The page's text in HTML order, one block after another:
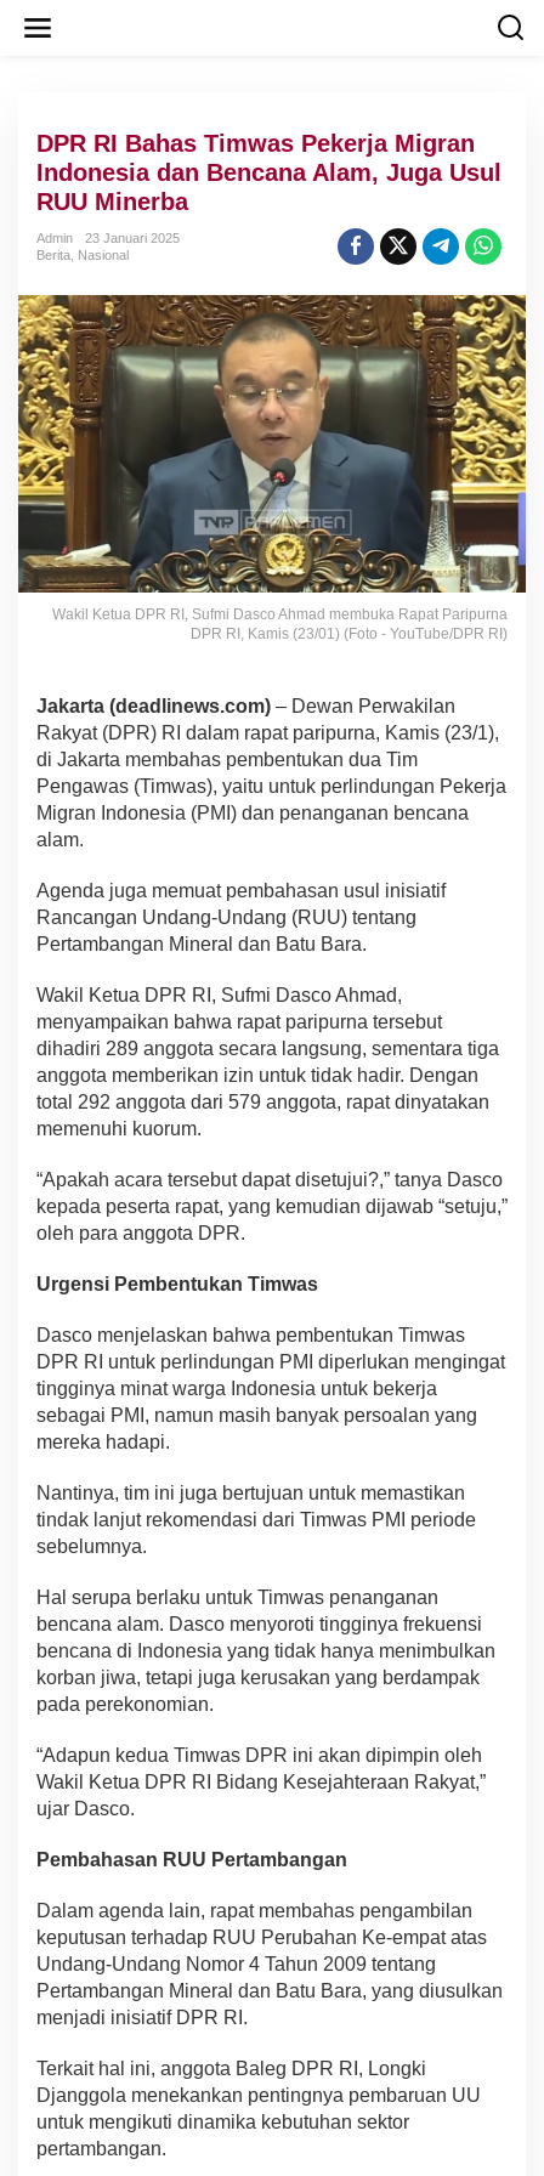
DPR RI Bahas Timwas Pekerja Migran
Indonesia dan Bencana Alam, Juga Usul
RUU Minerba
Admin
23 Januari 2025
Berita Nasional
Wakil Ketua DPR RI, Sufmi Dasco Ahmad membuka Rapat Paripurna
DPR RI, Kamis (23/01) (Foto - YouTube/DPR RI)
Jakarta (deadlinews.com) – Dewan Perwakilan
Rakyat (DPR) RI dalam rapat paripurna, Kamis (23/1),
di Jakarta membahas pembentukan dua Tim
Pengawas (Timwas), yaitu untuk perlindungan Pekerja
Migran Indonesia (PMI) dan penanganan bencana
alam.
Agenda juga memuat pembahasan usul inisiatif
Rancangan Undang-Undang (RUU) tentang
Pertambangan Mineral dan Batu Bara.
Wakil Ketua DPR RI, Sufmi Dasco Ahmad,
menyampaikan bahwa rapat paripurna tersebut
dihadiri 289 anggota secara langsung, sementara tiga
anggota memberikan izin untuk tidak hadir. Dengan
total 292 anggota dari 579 anggota, rapat dinyatakan
memenuhi kuorum.
“Apakah acara tersebut dapat disetujui?,” tanya Dasco
kepada peserta rapat, yang kemudian dijawab “setuju,”
oleh para anggota DPR.
Urgensi Pembentukan Timwas
Dasco menjelaskan bahwa pembentukan Timwas
DPR RI untuk perlindungan PMI diperlukan mengingat
tingginya minat warga Indonesia untuk bekerja
sebagai PMI, namun masih banyak persoalan yang
mereka hadapi.
Nantinya, tim ini juga bertujuan untuk memastikan
tindak lanjut rekomendasi dari Timwas PMI periode
sebelumnya.
Hal serupa berlaku untuk Timwas penanganan
bencana alam. Dasco menyoroti tingginya frekuensi
bencana di Indonesia yang tidak hanya menimbulkan
korban jiwa, tetapi juga kerusakan yang berdampak
pada perekonomian.
“Adapun kedua Timwas DPR ini akan dipimpin oleh
Wakil Ketua DPR RI Bidang Kesejahteraan Rakyat,”
ujar Dasco.
Pembahasan RUU Pertambangan
Dalam agenda lain, rapat membahas pengambilan
keputusan terhadap RUU Perubahan Ke-empat atas
Undang-Undang Nomor 4 Tahun 2009 tentang
Pertambangan Mineral dan Batu Bara, yang diusulkan
menjadi inisiatif DPR RI.
Terkait hal ini, anggota Baleg DPR RI, Longki
Djanggola menekankan pentingnya pembaruan UU
untuk mengikuti dinamika kebutuhan sektor
pertambangan.